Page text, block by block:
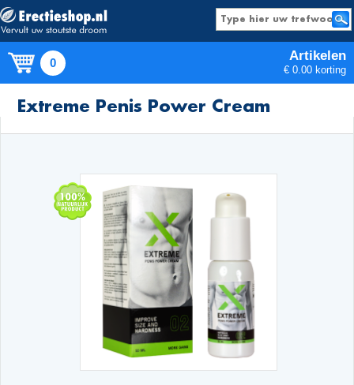
0 Artikelen
€ 0.00 korting
Producten
Extreme Penis Power Cream